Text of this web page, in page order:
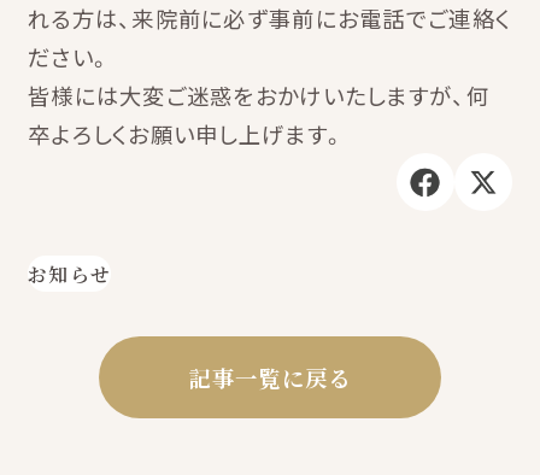
れる方は、来院前に必ず事前にお電話でご連絡く
ださい。
皆様には大変ご迷惑をおかけいたしますが、何
卒よろしくお願い申し上げます。
お知らせ
記事一覧に戻る